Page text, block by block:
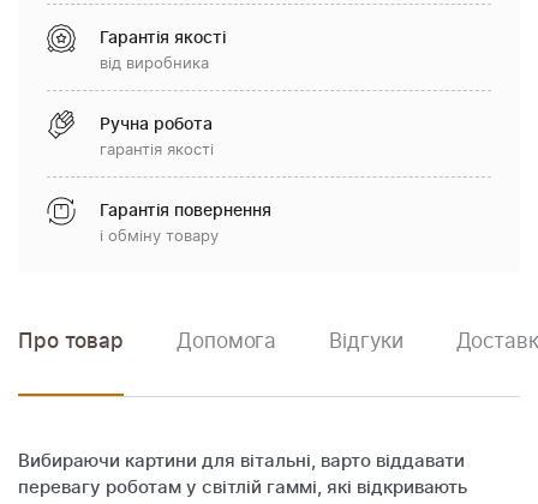
Гарантія якості
від виробника
Ручна робота
гарантія якості
Гарантія повернення
і обміну товару
Про товар Допомога Відгуки
Вибираючи картини для вітальні, варто віддавати
перевагу роботам у світлій гаммі, які відкривають